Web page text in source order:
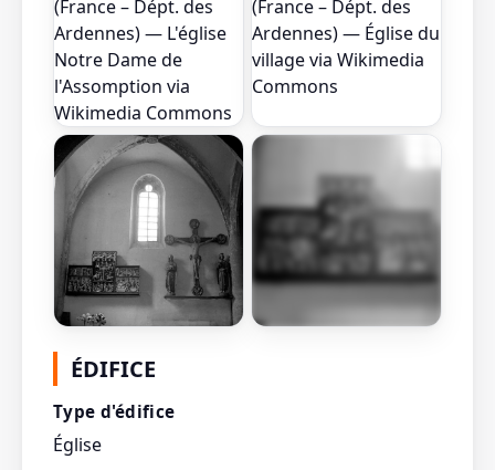
ÉDIFICE
Type d'édifice
Église